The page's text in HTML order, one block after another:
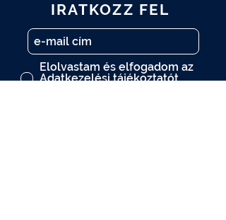
IRATKOZZ FEL
Elolvastam és elfogadom az
Adatkezelési tájékoztatót.